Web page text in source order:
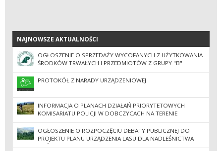
NAJNOWSZE AKTUALNOŚCI
NAJNOWSZE AKTUALNOŚCI
OGŁOSZENIE O SPRZEDAŻY WYCOFANYCH Z UŻYTKOWANIA
ŚRODKÓW TRWAŁYCH I PRZEDMIOTÓW Z GRUPY "B"
PROTOKÓŁ Z NARADY URZĄDZENIOWEJ
INFORMACJA O PLANACH DZIAŁAŃ PRIORYTETOWYCH
KOMISARIATU POLICJI W DOBCZYCACH NA TERENIE
KĘDZIERZYNKI, NIEZDOWA, SKRZYNKI I STADNIK
OGŁOSZENIE O ROZPOCZĘCIU DEBATY PUBLICZNEJ DO
PROJEKTU PLANU URZĄDZENIA LASU DLA NADLEŚNICTWA
MYŚLENICE NA LATA 2028-2037